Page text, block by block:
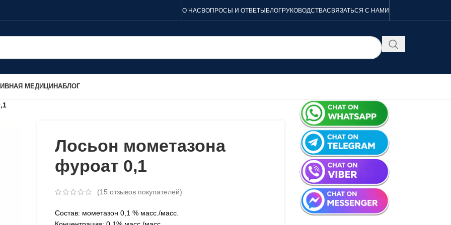
О НАСВОПРОСЫ И ОТВЕТЫБЛОГРУКОВОДСТВАСВЯЗАТЬСЯ С НАМИ
МЕДИЦИНАБЛОГ
Лосьон мометазона
фуроат 0,1
(15 отзывов покупателей)
Состав: мометазон 0,1 % масс./масс.